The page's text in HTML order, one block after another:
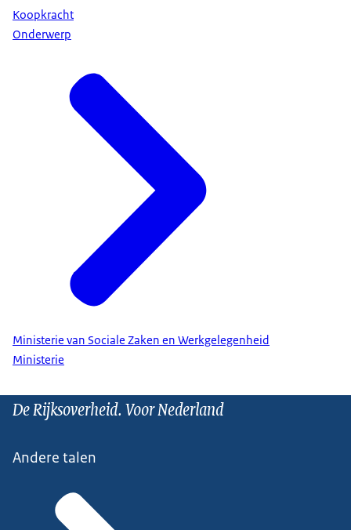
Koopkracht
Onderwerp
Ministerie van Sociale Zaken en Werkgelegenheid
Ministerie
De Rijksoverheid. Voor Nederland
Andere talen